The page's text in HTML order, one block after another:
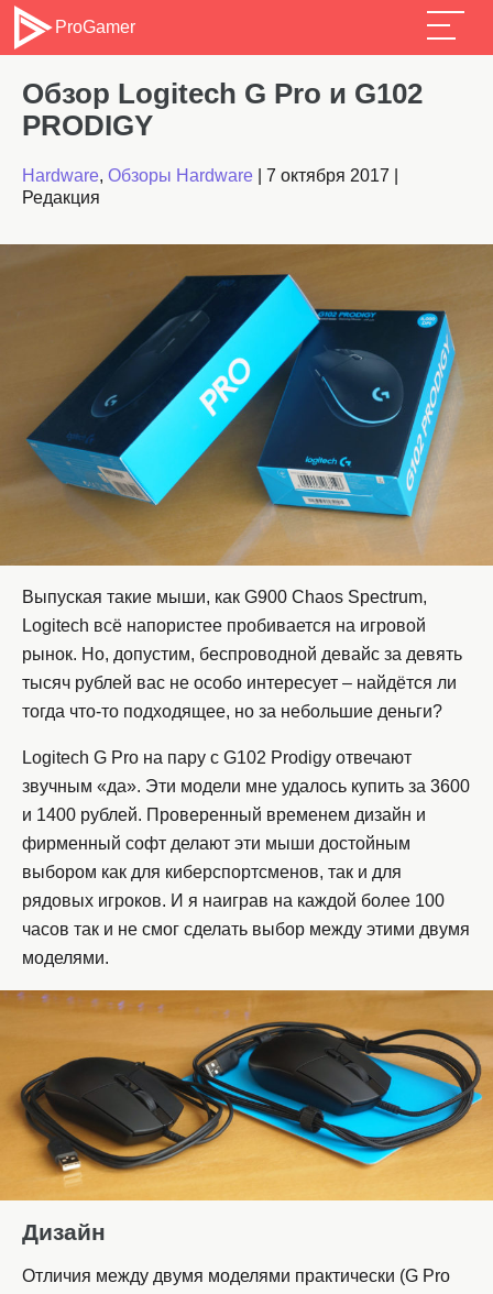
ProGamer
Обзор Logitech G Pro и G102
PRODIGY
Hardware, Обзоры Hardware 7 октября 2017
Редакция
Выпуская такие мыши, как G900 Chaos Spectrum,
Logitech всё напористее пробивается на игровой
рынок. Но, допустим, беспроводной девайс за девять
тысяч рублей вас не особо интересует – найдётся ли
тогда что-то подходящее, но за небольшие деньги?
Logitech G Pro на пару с G102 Prodigy отвечают
звучным «да». Эти модели мне удалось купить за 3600
и 1400 рублей. Проверенный временем дизайн и
фирменный софт делают эти мыши достойным
выбором как для киберспортсменов, так и для
рядовых игроков. И я наиграв на каждой более 100
часов так и не смог сделать выбор между этими двумя
моделями.
Дизайн
Отличия между двумя моделями практически (G Pro